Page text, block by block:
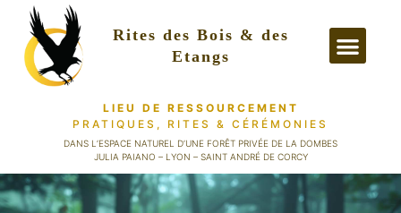
Rites des Bois & des
Etangs
LIEU DE RESSOURCEMENT
PRATIQUES, RITES & CÉRÉMONIES
DANS L’ESPACE NATUREL D’UNE FORÊT PRIVÉE DE LA DOMBES
JULIA PAIANO – LYON – SAINT ANDRÉ DE CORCY